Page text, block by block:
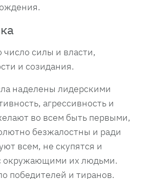
число силы и власти,
и созидания.
наделены лидерскими
агрессивность и
во всем быть первыми,
безжалостны и ради
всем, не скупятся и
окружающими их людьми.
победителей и тиранов.